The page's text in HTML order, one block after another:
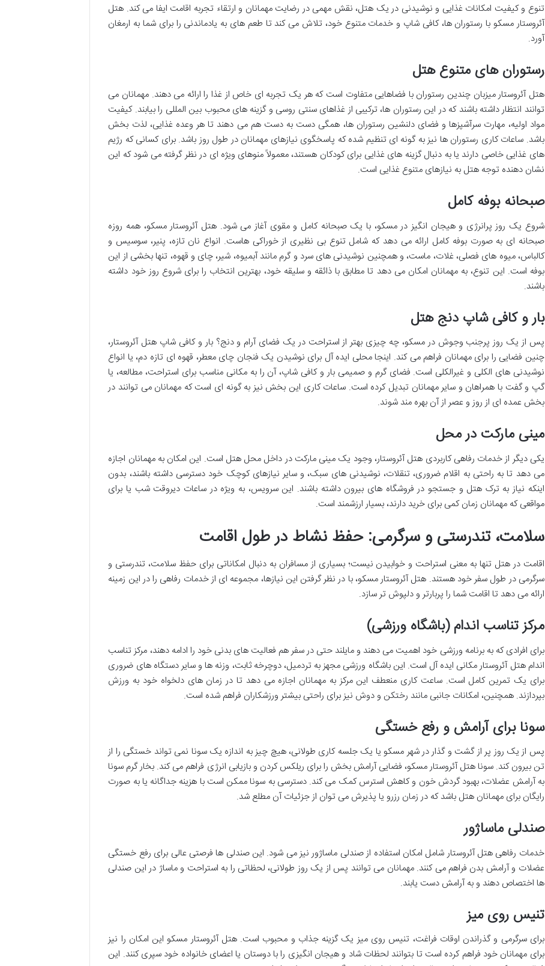
تنوع و کیفیت امکانات غذایی و نوشیدنی در یک هتل، نقش مهمی در رضایت مهمانان و ارتقاء تجربه اقامت ایفا می کند. هتل
آئروستار مسکو با رستوران ها، کافی شاپ و خدمات متنوع خود، تلاش می کند تا طعم های به یادماندنی را برای شما به ارمغان
آورد.
رستوران های متنوع هتل
هتل آئروستار میزبان چندین رستوران با فضاهایی متفاوت است که هر یک تجربه ای خاص از غذا را ارائه می دهند. مهمانان می
توانند انتظار داشته باشند که در این رستوران ها، ترکیبی از غذاهای سنتی روسی و گزینه های محبوب بین المللی را بیابند. کیفیت
مواد اولیه، مهارت سرآشپزها و فضای دلنشین رستوران ها، همگی دست به دست هم می دهند تا هر وعده غذایی، لذت بخش
باشد. ساعات کاری رستوران ها نیز به گونه ای تنظیم شده که پاسخگوی نیازهای مهمانان در طول روز باشد. برای کسانی که رژیم
های غذایی خاصی دارند یا به دنبال گزینه های غذایی برای کودکان هستند، معمولاً منوهای ویژه ای در نظر گرفته می شود که این
نشان دهنده توجه هتل به نیازهای متنوع غذایی است.
صبحانه بوفه کامل
شروع یک روز پرانرژی و هیجان انگیز در مسکو، با یک صبحانه کامل و مقوی آغاز می شود. هتل آئروستار مسکو، همه روزه
صبحانه ای به صورت بوفه کامل ارائه می دهد که شامل تنوع بی نظیری از خوراکی هاست. انواع نان تازه، پنیر، سوسیس و
کالباس، میوه های فصلی، غلات، ماست، و همچنین نوشیدنی های سرد و گرم مانند آبمیوه، شیر، چای و قهوه، تنها بخشی از این
بوفه است. این تنوع، به مهمانان امکان می دهد تا مطابق با ذائقه و سلیقه خود، بهترین انتخاب را برای شروع روز خود داشته
باشند.
بار و کافی شاپ دنج هتل
پس از یک روز پرجنب وجوش در مسکو، چه چیزی بهتر از استراحت در یک فضای آرام و دنج؟ بار و کافی شاپ هتل آئروستار،
چنین فضایی را برای مهمانان فراهم می کند. اینجا محلی ایده آل برای نوشیدن یک فنجان چای معطر، قهوه ای تازه دم، یا انواع
نوشیدنی های الکلی و غیرالکلی است. فضای گرم و صمیمی بار و کافی شاپ، آن را به مکانی مناسب برای استراحت، مطالعه، یا
گپ و گفت با همراهان و سایر مهمانان تبدیل کرده است. ساعات کاری این بخش نیز به گونه ای است که مهمانان می توانند در
بخش عمده ای از روز و عصر از آن بهره مند شوند.
مینی مارکت در محل
یکی دیگر از خدمات رفاهی کاربردی هتل آئروستار، وجود یک مینی مارکت در داخل محل هتل است. این امکان به مهمانان اجازه
می دهد تا به راحتی به اقلام ضروری، تنقلات، نوشیدنی های سبک، و سایر نیازهای کوچک خود دسترسی داشته باشند، بدون
اینکه نیاز به ترک هتل و جستجو در فروشگاه های بیرون داشته باشند. این سرویس، به ویژه در ساعات دیروقت شب یا برای
مواقعی که مهمانان زمان کمی برای خرید دارند، بسیار ارزشمند است.
سلامت، تندرستی و سرگرمی: حفظ نشاط در طول اقامت
اقامت در هتل تنها به معنی استراحت و خوابیدن نیست؛ بسیاری از مسافران به دنبال امکاناتی برای حفظ سلامت، تندرستی و
سرگرمی در طول سفر خود هستند. هتل آئروستار مسکو، با در نظر گرفتن این نیازها، مجموعه ای از خدمات رفاهی را در این زمینه
ارائه می دهد تا اقامت شما را پربارتر و دلپوش تر سازد.
مرکز تناسب اندام (باشگاه ورزشی)
برای افرادی که به برنامه ورزشی خود اهمیت می دهند و مایلند حتی در سفر هم فعالیت های بدنی خود را ادامه دهند، مرکز تناسب
اندام هتل آئروستار مکانی ایده آل است. این باشگاه ورزشی مجهز به تردمیل، دوچرخه ثابت، وزنه ها و سایر دستگاه های ضروری
برای یک تمرین کامل است. ساعت کاری منعطف این مرکز به مهمانان اجازه می دهد تا در زمان های دلخواه خود به ورزش
بپردازند. همچنین، امکانات جانبی مانند رختکن و دوش نیز برای راحتی بیشتر ورزشکاران فراهم شده است.
سونا برای آرامش و رفع خستگی
پس از یک روز پر از گشت و گذار در شهر مسکو یا یک جلسه کاری طولانی، هیچ چیز به اندازه یک سونا نمی تواند خستگی را از
تن بیرون کند. سونا هتل آئروستار مسکو، فضایی آرامش بخش را برای ریلکس کردن و بازیابی انرژی فراهم می کند. بخار گرم سونا
به آرامش عضلات، بهبود گردش خون و کاهش استرس کمک می کند. دسترسی به سونا ممکن است با هزینه جداگانه یا به صورت
رایگان برای مهمانان هتل باشد که در زمان رزرو یا پذیرش می توان از جزئیات آن مطلع شد.
صندلی ماساژور
خدمات رفاهی هتل آئروستار شامل امکان استفاده از صندلی ماساژور نیز می شود. این صندلی ها فرصتی عالی برای رفع خستگی
عضلات و آرامش بدن فراهم می کنند. مهمانان می توانند پس از یک روز طولانی، لحظاتی را به استراحت و ماساژ در این صندلی
ها اختصاص دهند و به آرامش دست یابند.
تنیس روی میز
برای سرگرمی و گذراندن اوقات فراغت، تنیس روی میز یک گزینه جذاب و محبوب است. هتل آئروستار مسکو این امکان را نیز
برای مهمانان خود فراهم کرده است تا بتوانند لحظات شاد و هیجان انگیزی را با دوستان یا اعضای خانواده خود سپری کنند. این